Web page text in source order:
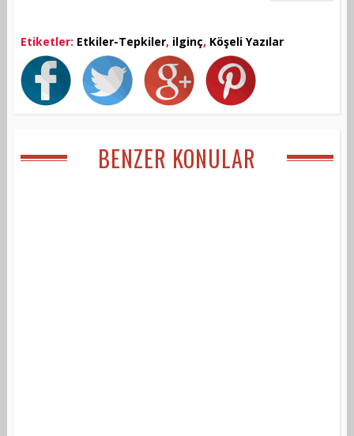
Etiketler: Etkiler-Tepkiler, ilginç, Köşeli Yazılar
BENZER KONULAR